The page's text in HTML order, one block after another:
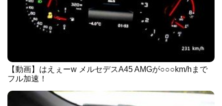
【動画】はえぇーw メルセデスA45 AMGが○○○km/hまで
フル加速！